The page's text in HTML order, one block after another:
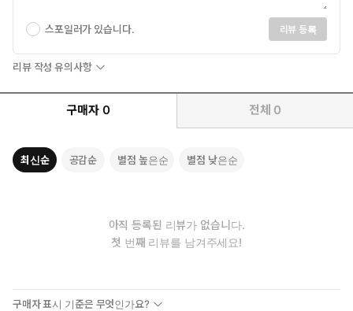
스포일러가 있습니다. 리뷰 등록
리뷰 작성 유의사항
구매자 0 전체 0
최신순 공감순 별점 높은순 별점 낮은순
아직 등록된 리뷰가 없습니다.
첫 번째 리뷰를 남겨주세요!
구매자 표시 기준은 무엇인가요?